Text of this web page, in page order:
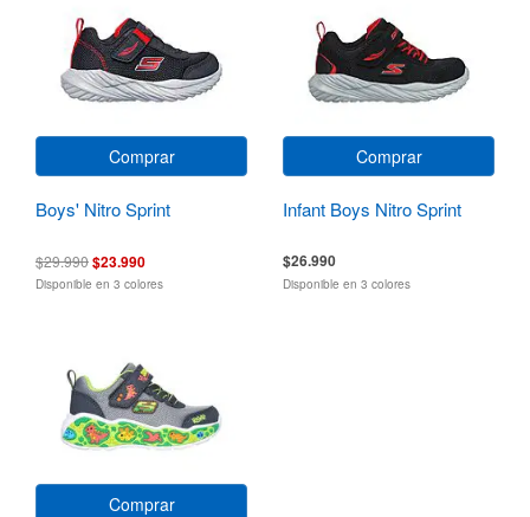
Comprar
Boys' Nitro Sprint
$29.990$23.990
Disponible en 3 colores
Comprar
Infant Boys Nitro Sprint
$26.990
Disponible en 3 colores
Comprar